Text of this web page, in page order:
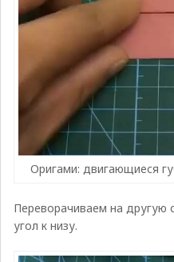
Оригами: двигающиеся
Переворачиваем на другую
угол к низу.